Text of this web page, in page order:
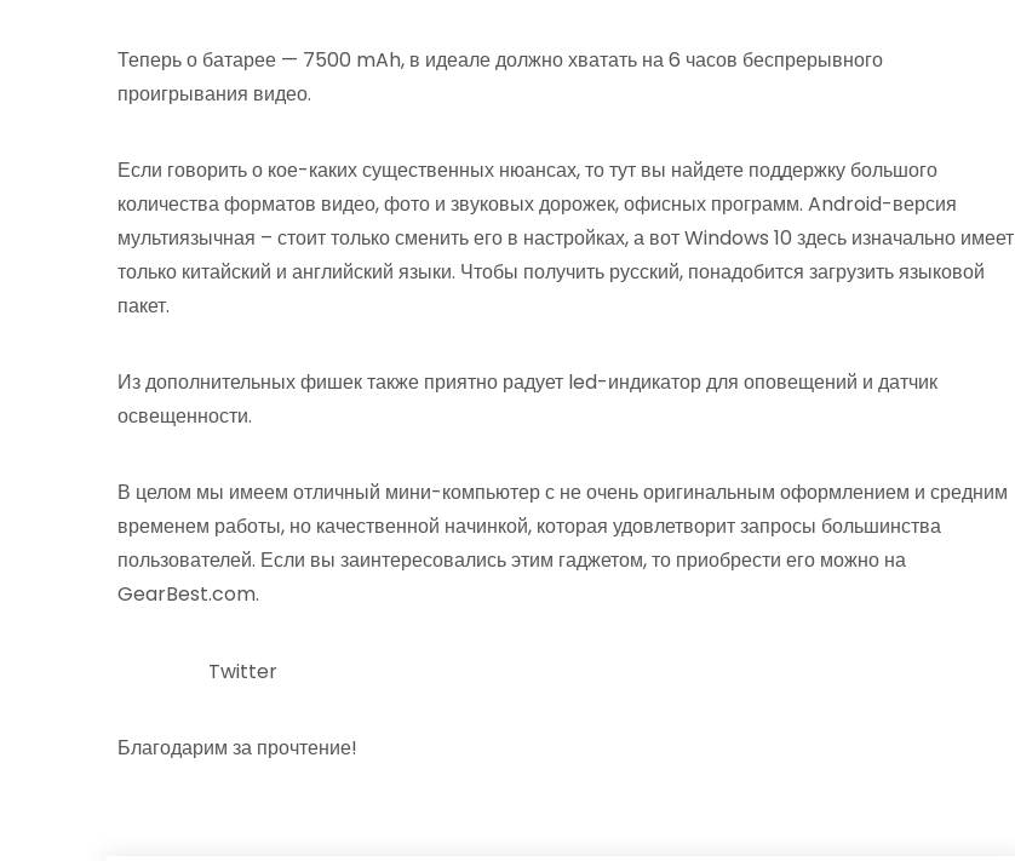
Теперь о батарее — 7500 mAh, в идеале должно хватать на 6 часов беспрерывного
проигрывания видео.
Если говорить о кое-каких существенных нюансах, то тут вы найдете поддержку большого
количества форматов видео, фото и звуковых дорожек, офисных программ. Android-версия
мультиязычная – стоит только сменить его в настройках, а вот Windows 10 здесь изначально имеет
только китайский и английский языки. Чтобы получить русский, понадобится загрузить языковой
пакет.
Из дополнительных фишек также приятно радует led-индикатор для оповещений и датчик
освещенности.
В целом мы имеем отличный мини-компьютер с не очень оригинальным оформлением и средним
временем работы, но качественной начинкой, которая удовлетворит запросы большинства
пользователей. Если вы заинтересовались этим гаджетом, то приобрести его можно на
GearBest.com.
Twitter
Благодарим за прочтение!